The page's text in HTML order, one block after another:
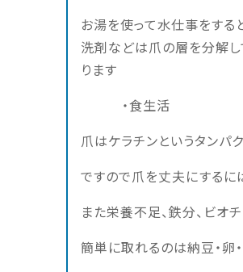
お湯を使って水仕事を
洗剤などは爪の層を分解し
ります
・食生活
爪はケラチンというタンパ
ですので爪を丈夫にするに
また栄養不足、鉄分、ビオ
簡単に取れるのは納豆・卵